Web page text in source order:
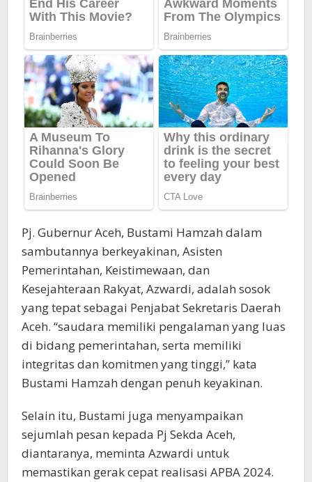
Pj. Gubernur Aceh, Bustami Hamzah dalam
sambutannya berkeyakinan, Asisten
Pemerintahan, Keistimewaan, dan
Kesejahteraan Rakyat, Azwardi, adalah sosok
yang tepat sebagai Penjabat Sekretaris Daerah
Aceh. “saudara memiliki pengalaman yang luas
di bidang pemerintahan, serta memiliki
integritas dan komitmen yang tinggi,” kata
Bustami Hamzah dengan penuh keyakinan.
Selain itu, Bustami juga menyampaikan
sejumlah pesan kepada Pj Sekda Aceh,
diantaranya, meminta Azwardi untuk
memastikan gerak cepat realisasi APBA 2024.